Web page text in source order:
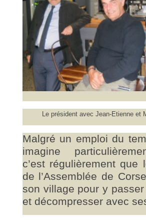
Le président avec Jean-Etienne et
Malgré un emploi du
imagine
c’est régulièrement que
de l’Assemblée de
son village pour y
et décompresser avec